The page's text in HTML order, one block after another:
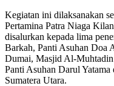
Kegiatan ini dilaksanakan
Pertamina Patra Niaga
disalurkan kepada lima
Barkah, Panti Asuhan Doa
Dumai, Masjid Al-
Panti Asuhan Darul
Sumatera Utara.